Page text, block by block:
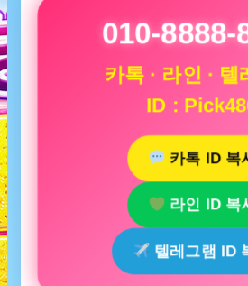
010-8888-
카톡 · 라인 · 텔
ID :
카톡 ID 복
라인 ID 복
텔레그램 ID